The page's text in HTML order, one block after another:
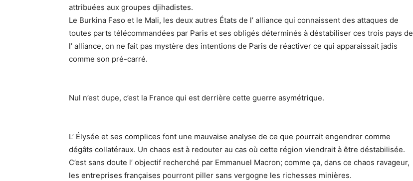
attribuées aux groupes djihadistes.
Le Burkina Faso et le Mali, les deux autres États de l’ alliance qui connaissent des attaques de
toutes parts télécommandées par Paris et ses obligés déterminés à déstabiliser ces trois pays de
l’ alliance, on ne fait pas mystère des intentions de Paris de réactiver ce qui apparaissait jadis
comme son pré-carré.
Nul n’est dupe, c’est la France qui est derrière cette guerre asymétrique.
L’ Élysée et ses complices font une mauvaise analyse de ce que pourrait engendrer comme
dégâts collatéraux. Un chaos est à redouter au cas où cette région viendrait à être déstabilisée.
C’est sans doute l’ objectif recherché par Emmanuel Macron; comme ça, dans ce chaos ravageur,
les entreprises françaises pourront piller sans vergogne les richesses minières.